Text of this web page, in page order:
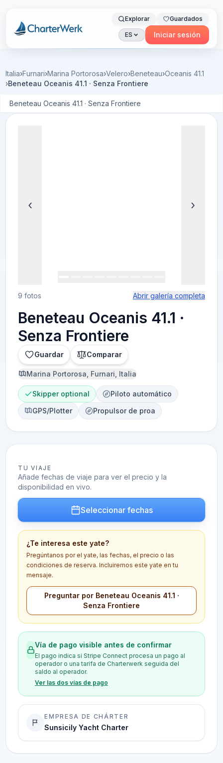
Charterwerk
Explorar Guardados
ES Iniciar sesión
Italia›Furnari›Marina Portorosa›Velero›Beneteau›Oceanis 41.1
›Beneteau Oceanis 41.1 · Senza Frontiere
Beneteau Oceanis 41.1 · Senza Frontiere
‹ ›
9 fotos Abrir galería completa
Beneteau Oceanis 41.1 ·
Senza Frontiere
Guardar Comparar
Marina Portorosa, Furnari, Italia
Skipper optional
Piloto automático
GPS/Plotter
Propulsor de proa
TU VIAJE
Añade fechas de viaje para ver el precio y la
disponibilidad en vivo.
Seleccionar fechas
¿Te interesa este yate?
Pregúntanos por el yate, las fechas, el precio o las
condiciones de reserva. Incluiremos este yate en tu
mensaje.
Preguntar por Beneteau Oceanis 41.1 ·
Senza Frontiere
Vía de pago visible antes de confirmar
El pago indica si Stripe Connect procesa un pago al
operador o una tarifa de Charterwerk seguida del
saldo al operador.
Ver las dos vías de pago
EMPRESA DE CHÁRTER
Sunsicily Yacht Charter